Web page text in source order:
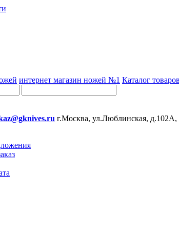
интернет магазин ножей №1 Каталог товаров
г.Москва, ул.Люблинская,